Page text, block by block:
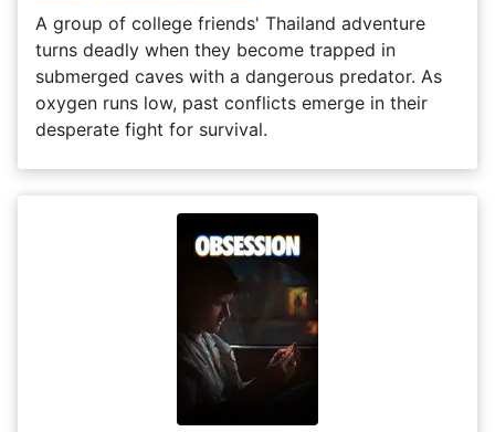
A group of college friends' Thailand adventure
turns deadly when they become trapped in
submerged caves with a dangerous predator. As
oxygen runs low, past conflicts emerge in their
desperate fight for survival.